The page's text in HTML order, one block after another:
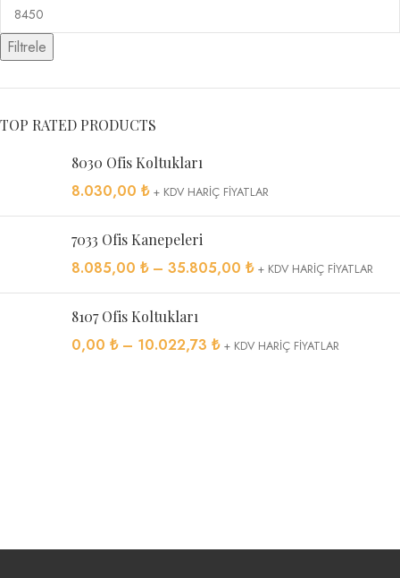
Filtrele
TOP RATED PRODUCTS
8030 Ofis Koltukları
8.030,00 ₺ + KDV HARİÇ FİYATLAR
7033 Ofis Kanepeleri
8.085,00 ₺ – 35.805,00 ₺ + KDV HARİÇ FİYATLAR
8107 Ofis Koltukları
0,00 ₺ – 10.022,73 ₺ + KDV HARİÇ FİYATLAR